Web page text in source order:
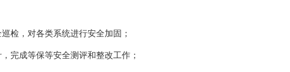
，对各类系统进行安全加固；
成等保等安全测评和整改工作；